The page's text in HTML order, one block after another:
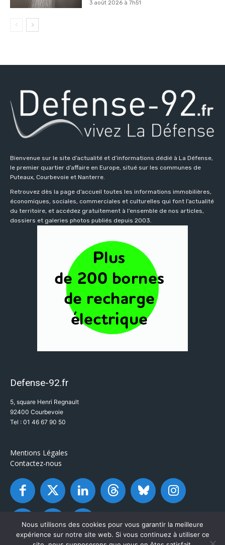
3 août 2026 à 7h51
Bienvenue sur le site d’actualité et d’informations dédié à La Défense,
le premier quartier d’affaire en Europe, situé sur les communes de
Puteaux, Courbevoie et Nanterre.
Retrouvez dès la page d’accueil toutes les informations immobilières,
économiques, sociales, commerciales et culturelles qui font l’actualité
du territoire, et accédez gratuitement à l’ensemble de nos articles,
dossiers et galeries photos publiés depuis 2003.
Defense-92.fr
5, square Henri Regnault
92400 Courbevoie
Tel : 01 46 67 90 50
Mentions Légales
Contactez-nous
Nous utilisons des cookies pour vous garantir la meilleure
expérience sur notre site web. Si vous continuez à utiliser ce